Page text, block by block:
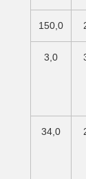
150,0
3,0
34,0